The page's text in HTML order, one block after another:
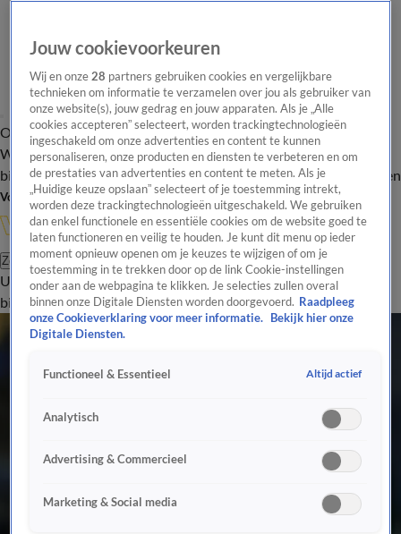
Overzicht Onze programma's Uitzendingen Onze gezichten
In de
WandelgangenInterviewsUitzending
bijwonenPodcastShopVeelgestelde vragenKijkersvraag insturen
Volg Vandaag Inside
Zoeken
UitzendingenVandaag InsideDe OranjezomerShopUitzending
bijwonen
Jouw cookievoorkeuren
Wij en onze28 partners gebruiken cookies en vergelijkbare
technieken om informatie te verzamelen over jou als gebruiker van
onze website(s), jouw gedrag en jouw apparaten. Als je „Alle
cookies accepteren” selecteert, worden trackingtechnologieën
ingeschakeld om onze advertenties en content te kunnen
personaliseren, onze producten en diensten te verbeteren en om
de prestaties van advertenties en content te meten. Als je
„Huidige keuze opslaan” selecteert of je toestemming intrekt,
worden deze trackingtechnologieën uitgeschakeld. We gebruiken
dan enkel functionele en essentiële cookies om de website goed te
laten functioneren en veilig te houden. Je kunt dit menu op ieder
moment opnieuw openen om je keuzes te wijzigen of om je
toestemming in te trekken door op de link Cookie-instellingen
onder aan de webpagina te klikken. Je selecties zullen overal
binnen onze Digitale Diensten worden doorgevoerd. Raadpleeg
onze Cookieverklaring voor meer informatie.
Bekijk hier onze
Digitale Diensten.
Functioneel & Essentieel Altijd actief
Analytisch
Advertising & Commercieel
Marketing & Social media